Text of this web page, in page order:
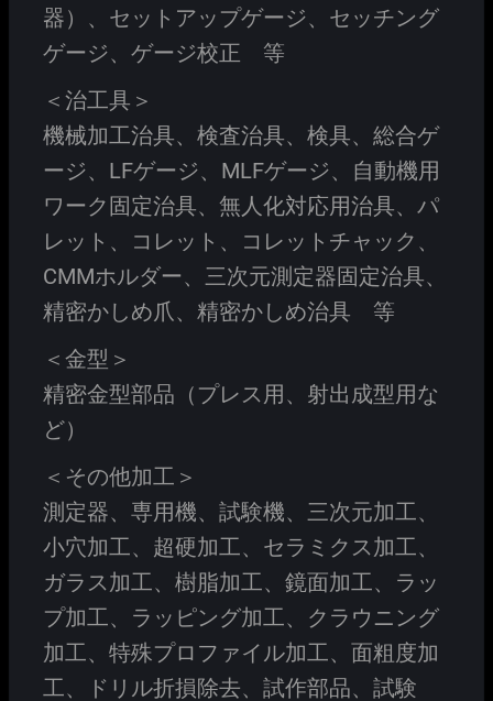
器）、セットアップゲージ、セッチング
ゲージ、ゲージ校正 等
＜治工具＞
機械加工治具、検査治具、検具、総合ゲ
ージ、LFゲージ、MLFゲージ、自動機用
ワーク固定治具、無人化対応用治具、パ
レット、コレット、コレットチャック、
CMMホルダー、三次元測定器固定治具、
精密かしめ爪、精密かしめ治具 等
＜金型＞
精密金型部品（プレス用、射出成型用な
ど）
＜その他加工＞
測定器、専用機、試験機、三次元加工、
小穴加工、超硬加工、セラミクス加工、
ガラス加工、樹脂加工、鏡面加工、ラッ
プ加工、ラッピング加工、クラウニング
加工、特殊プロファイル加工、面粗度加
工、ドリル折損除去、試作部品、試験